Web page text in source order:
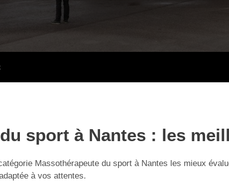
sport à Nantes : les
Massothérapeute du sport à Nantes les mieux
à vos attentes.